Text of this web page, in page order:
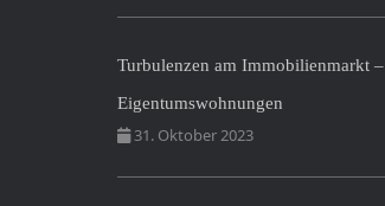
Turbulenzen am Immobilienmarkt –
Eigentumswohnungen
31. Oktober 2023